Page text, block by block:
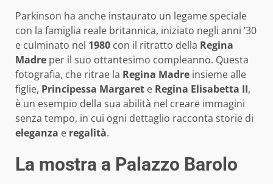
Parkinson ha anche instaurato un legame speciale
con la famiglia reale britannica, iniziato negli anni ’30
e culminato nel 1980 con il ritratto della Regina
Madre per il suo ottantesimo compleanno. Questa
fotografia, che ritrae la Regina Madre insieme alle
figlie, Principessa Margaret e Regina Elisabetta II,
è un esempio della sua abilità nel creare immagini
senza tempo, in cui ogni dettaglio racconta storie di
eleganza e regalità.
La mostra a Palazzo Barolo